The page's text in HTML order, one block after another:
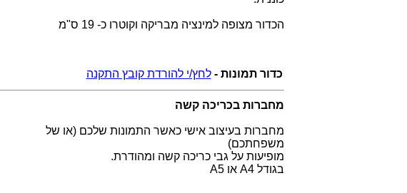
הכדור מצופה למינציה מבריקה וקוטרו כ- 19 ס"מ
כדור תמונות -לחץ/י להורדת קובץ התקנה
מחברות בכריכה קשה
מחברות בעיצוב אישי כאשר התמונות שלכם (או של
משפחתכם)
מופיעות על גבי כריכה קשה ומהודרת.
בגודל A4 או A5